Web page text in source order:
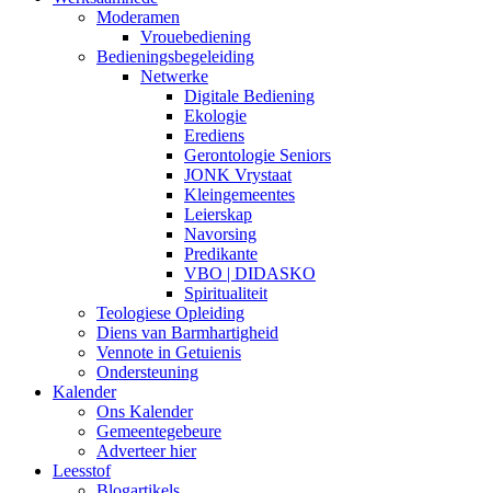
Moderamen
Vrouebediening
Bedieningsbegeleiding
Netwerke
Digitale Bediening
Ekologie
Erediens
Gerontologie Seniors
JONK Vrystaat
Kleingemeentes
Leierskap
Navorsing
Predikante
VBO | DIDASKO
Spiritualiteit
Teologiese Opleiding
Diens van Barmhartigheid
Vennote in Getuienis
Ondersteuning
Kalender
Ons Kalender
Gemeentegebeure
Adverteer hier
Leesstof